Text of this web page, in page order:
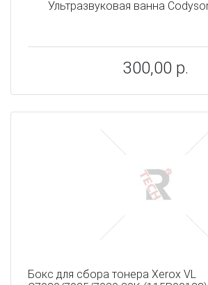
Ультразвуковая ванна
300,00 р.
Бокс для сбора тонера Xerox VL